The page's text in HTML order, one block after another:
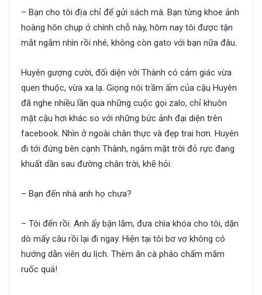
– Bạn cho tôi địa chỉ để gửi sách mà. Bạn từng khoe ảnh
hoàng hôn chụp ở chính chỗ này, hôm nay tôi được tận
mắt ngắm nhìn rồi nhé, không còn gato với bạn nữa đâu.
Huyên gượng cười, đối diện với Thành có cảm giác vừa
quen thuộc, vừa xa lạ. Giọng nói trầm ấm của cậu Huyên
đã nghe nhiều lần qua những cuộc gọi zalo, chỉ khuôn
mặt cậu hơi khác so với những bức ảnh đại diện trên
facebook. Nhìn ở ngoài chân thực và đẹp trai hơn. Huyên
đi tới đứng bên cạnh Thành, ngắm mặt trời đỏ rực đang
khuất dần sau đường chân trời, khẽ hỏi:
– Bạn đến nhà anh họ chưa?
– Tôi đến rồi. Anh ấy bận lắm, đưa chìa khóa cho tôi, dặn
dò mấy câu rồi lại đi ngay. Hiện tại tôi bơ vơ không có
hướng dẫn viên du lịch. Thèm ăn cà pháo chấm mắm
ruốc quá!